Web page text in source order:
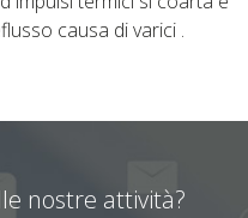
causa di varici .
nostre attività?